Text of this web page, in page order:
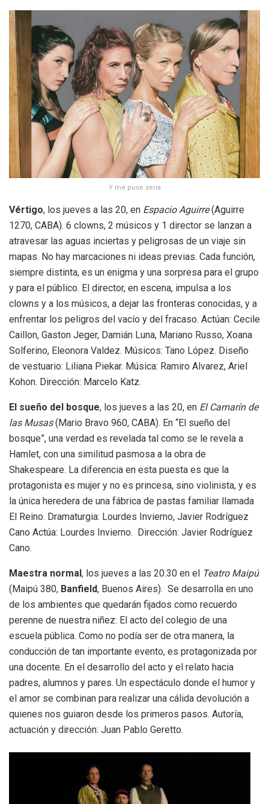
Y me puse seria
Vértigo, los jueves a las 20, en Espacio Aguirre(Aguirre
1270, CABA). 6 clowns, 2 músicos y 1 director se lanzan a
atravesar las aguas inciertas y peligrosas de un viaje sin
mapas. No hay marcaciones ni ideas previas. Cada función,
siempre distinta, es un enigma y una sorpresa para el grupo
y para el público. El director, en escena, impulsa a los
clowns y a los músicos, a dejar las fronteras conocidas, y a
enfrentar los peligros del vacío y del fracaso. Actúan: Cecile
Caillon, Gaston Jeger, Damián Luna, Mariano Russo, Xoana
Solferino, Eleonora Valdez. Músicos: Tano López. Diseño
de vestuario: Liliana Piekar. Música: Ramiro Alvarez, Ariel
Kohon. Dirección: Marcelo Katz.
El sueño del bosque, los jueves a las 20, en El Camarín de
las Musas(Mario Bravo 960, CABA). En “El sueño del
bosque”, una verdad es revelada tal como se le revela a
Hamlet, con una similitud pasmosa a la obra de
Shakespeare. La diferencia en esta puesta es que la
protagonista es mujer y no es princesa, sino violinista, y es
la única heredera de una fábrica de pastas familiar llamada
El Reino. Dramaturgia: Lourdes Invierno, Javier Rodríguez
Cano Actúa: Lourdes Invierno. Dirección: Javier Rodríguez
Cano.
Maestra normal, los jueves a las 20.30 en el Teatro Maipú
(Maipú 380, Banfield, Buenos Aires). Se desarrolla en uno
de los ambientes que quedarán fijados como recuerdo
perenne de nuestra niñez: El acto del colegio de una
escuela pública. Como no podía ser de otra manera, la
conducción de tan importante evento, es protagonizada por
una docente. En el desarrollo del acto y el relato hacia
padres, alumnos y pares. Un espectáculo donde el humor y
el amor se combinan para realizar una cálida devolución a
quienes nos guiaron desde los primeros pasos. Autoría,
actuación y dirección: Juan Pablo Geretto.